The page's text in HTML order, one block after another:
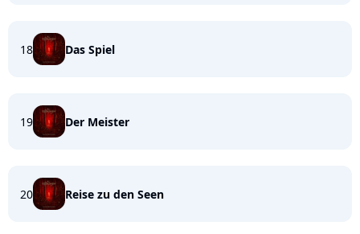
18 Das Spiel
19 Der Meister
20 Reise zu den Seen